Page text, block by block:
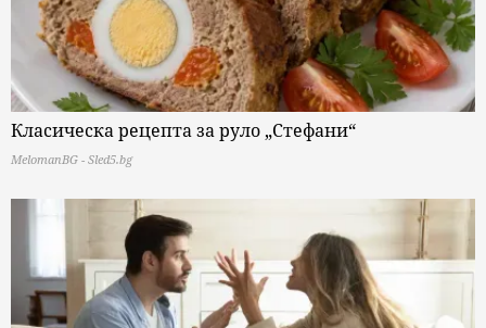
Класическа рецепта за руло „Стефани“
MelomanBG - Sled5.bg